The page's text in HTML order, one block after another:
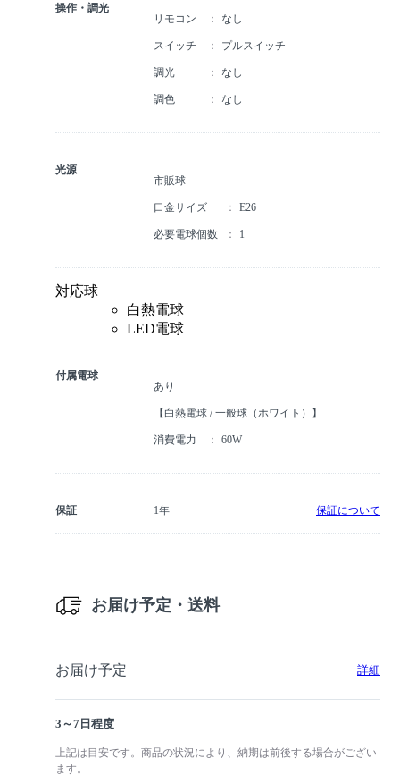
操作・調光
リモコン
なし
スイッチ プルスイッチ
調光 なし
調色 なし
光源
市販球
口金サイズ E26
必要電球個数 1
対応球
白熱電球
LED電球
付属電球
あり
【白熱電球 / 一般球（ホワイト）】
消費電力 60W
保証 1年 保証について
お届け予定・送料
お届け予定 詳細
3～7日程度
上記は目安です。商品の状況により、納期は前後する場合がござい
ます。